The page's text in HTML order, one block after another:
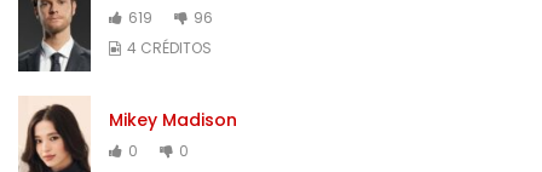
619
96
4 CRÉDITOS
Mikey Madison
0
0